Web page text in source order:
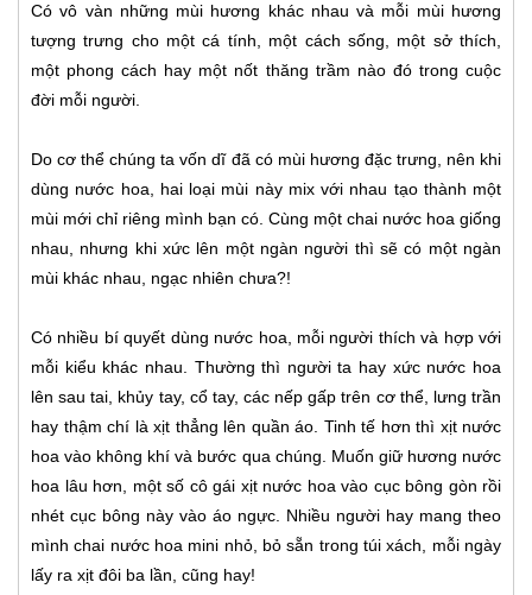
Có vô vàn những mùi hương khác nhau và mỗi mùi hương
tượng trưng cho một cá tính, một cách sống, một sở thích,
một phong cách hay một nốt thăng trầm nào đó trong cuộc
đời mỗi người.
Do cơ thể chúng ta vốn dĩ đã có mùi hương đặc trưng, nên khi
dùng nước hoa, hai loại mùi này mix với nhau tạo thành một
mùi mới chỉ riêng mình bạn có. Cùng một chai nước hoa giống
nhau, nhưng khi xức lên một ngàn người thì sẽ có một ngàn
mùi khác nhau, ngạc nhiên chưa?!
Có nhiều bí quyết dùng nước hoa, mỗi người thích và hợp với
mỗi kiểu khác nhau. Thường thì người ta hay xức nước hoa
lên sau tai, khủy tay, cổ tay, các nếp gấp trên cơ thể, lưng trần
hay thậm chí là xịt thẳng lên quần áo. Tinh tế hơn thì xịt nước
hoa vào không khí và bước qua chúng. Muốn giữ hương nước
hoa lâu hơn, một số cô gái xịt nước hoa vào cục bông gòn rồi
nhét cục bông này vào áo ngực. Nhiều người hay mang theo
mình chai nước hoa mini nhỏ, bỏ sẵn trong túi xách, mỗi ngày
lấy ra xịt đôi ba lần, cũng hay!